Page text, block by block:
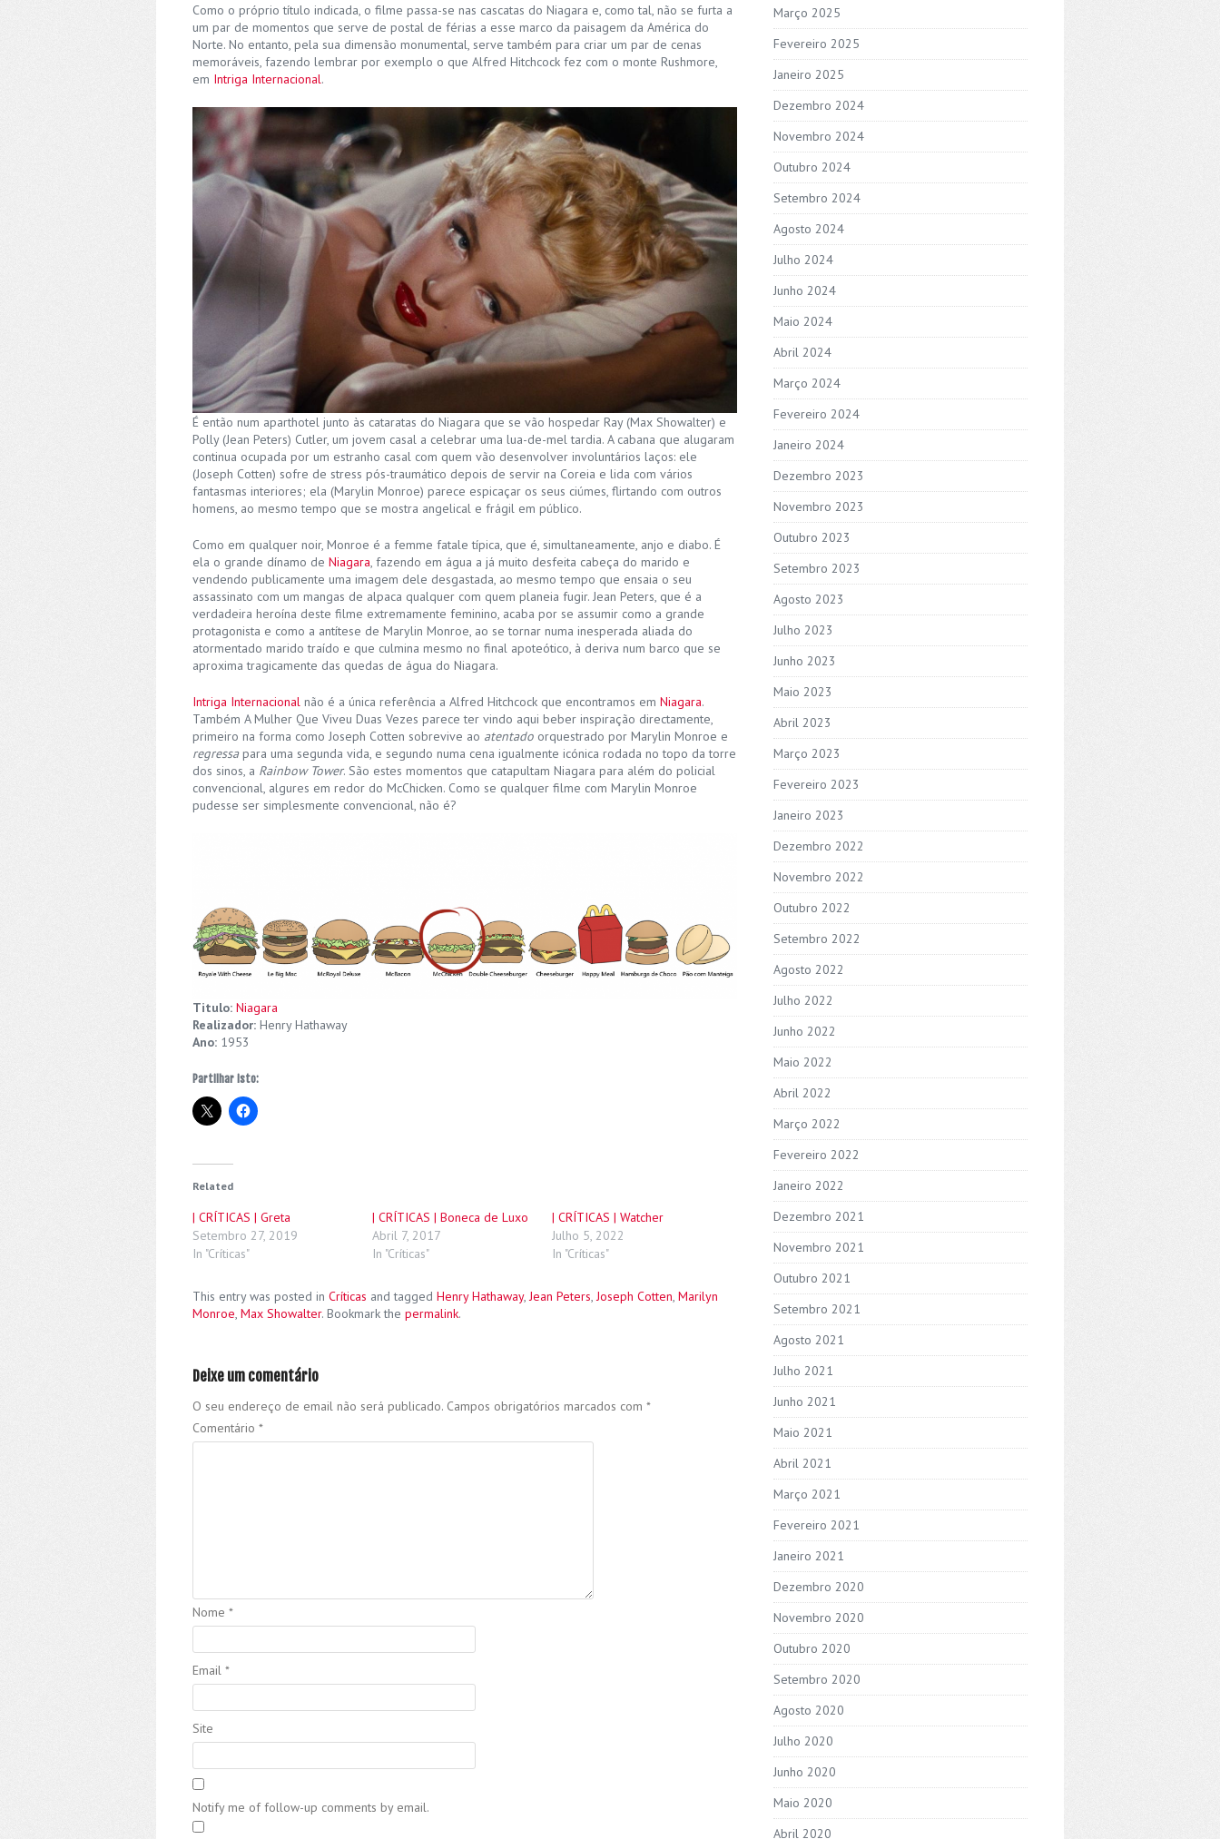
Como o próprio título indicada, o filme passa-se nas cascatas do Niagara e, como tal, não se furta a
um par de momentos que serve de postal de férias a esse marco da paisagem da América do
Norte. No entanto, pela sua dimensão monumental, serve também para criar um par de cenas
memoráveis, fazendo lembrar por exemplo o que Alfred Hitchcock fez com o monte Rushmore,
em Intriga Internacional.
É então num aparthotel junto às cataratas do Niagara que se vão hospedar Ray (Max Showalter) e
Polly (Jean Peters) Cutler, um jovem casal a celebrar uma lua-de-mel tardia. A cabana que alugaram
continua ocupada por um estranho casal com quem vão desenvolver involuntários laços: ele
(Joseph Cotten) sofre de stress pós-traumático depois de servir na Coreia e lida com vários
fantasmas interiores; ela (Marylin Monroe) parece espicaçar os seus ciúmes, flirtando com outros
homens, ao mesmo tempo que se mostra angelical e frágil em público.
Como em qualquer noir, Monroe é a femme fatale típica, que é, simultaneamente, anjo e diabo. É
ela o grande dínamo de Niagara, fazendo em água a já muito desfeita cabeça do marido e
vendendo publicamente uma imagem dele desgastada, ao mesmo tempo que ensaia o seu
assassinato com um mangas de alpaca qualquer com quem planeia fugir. Jean Peters, que é a
verdadeira heroína deste filme extremamente feminino, acaba por se assumir como a grande
protagonista e como a antítese de Marylin Monroe, ao se tornar numa inesperada aliada do
atormentado marido traído e que culmina mesmo no final apoteótico, à deriva num barco que se
aproxima tragicamente das quedas de água do Niagara.
Intriga Internacional não é a única referência a Alfred Hitchcock que encontramos em Niagara.
Também A Mulher Que Viveu Duas Vezes parece ter vindo aqui beber inspiração directamente,
primeiro na forma como Joseph Cotten sobrevive ao atentado orquestrado por Marylin Monroe e
regressapara uma segunda vida, e segundo numa cena igualmente icónica rodada no topo da torre
dos sinos, a Rainbow Tower. São estes momentos que catapultam Niagara para além do policial
convencional, algures em redor do McChicken. Como se qualquer filme com Marylin Monroe
pudesse ser simplesmente convencional, não é?
Titulo: Niagara
Realizador: Henry Hathaway
Ano: 1953
Partilhar isto:
Related
| CRÍTICAS | Greta
Setembro 27, 2019
In "Críticas"
| CRÍTICAS | Boneca de Luxo
Abril 7, 2017
In "Críticas"
| CRÍTICAS | Watcher
Julho 5, 2022
In "Críticas"
This entry was posted in Críticas and tagged Henry Hathaway,Jean Peters,Joseph Cotten, Marilyn
Monroe, Max Showalter. Bookmark the permalink.
Deixe um comentário
O seu endereço de email não será publicado. Campos obrigatórios marcados com *
Comentário *
Nome *
Email *
Site
Notify me of follow-up comments by email.
Março 2025
Fevereiro 2025
Janeiro 2025
Dezembro 2024
Novembro 2024
Outubro 2024
Setembro 2024
Agosto 2024
Julho 2024
Junho 2024
Maio 2024
Abril 2024
Março 2024
Fevereiro 2024
Janeiro 2024
Dezembro 2023
Novembro 2023
Outubro 2023
Setembro 2023
Agosto 2023
Julho 2023
Junho 2023
Maio 2023
Abril 2023
Março 2023
Fevereiro 2023
Janeiro 2023
Dezembro 2022
Novembro 2022
Outubro 2022
Setembro 2022
Agosto 2022
Julho 2022
Junho 2022
Maio 2022
Abril 2022
Março 2022
Fevereiro 2022
Janeiro 2022
Dezembro 2021
Novembro 2021
Outubro 2021
Setembro 2021
Agosto 2021
Julho 2021
Junho 2021
Maio 2021
Abril 2021
Março 2021
Fevereiro 2021
Janeiro 2021
Dezembro 2020
Novembro 2020
Outubro 2020
Setembro 2020
Agosto 2020
Julho 2020
Junho 2020
Maio 2020
Abril 2020